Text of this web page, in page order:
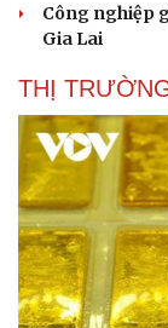
Công nghiệp
Gia Lai
THỊ